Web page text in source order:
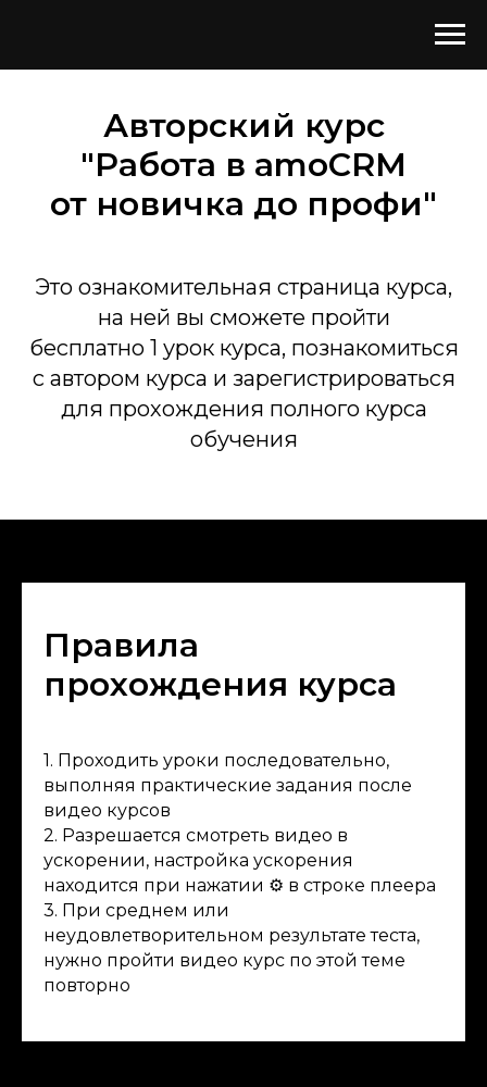
Авторский курс
"Работа в amoCRM
от новичка до профи"
Это ознакомительная страница курса,
на ней вы сможете пройти
бесплатно 1 урок курса, познакомиться
с автором курса и зарегистрироваться
для прохождения полного курса
обучения
Правила
прохождения курса
1. Проходить уроки последовательно,
выполняя практические задания после
видео курсов
2. Разрешается смотреть видео в
ускорении, настройка ускорения
находится при нажатии ⚙ в строке плеера
3. При среднем или
неудовлетворительном результате теста,
нужно пройти видео курс по этой теме
повторно